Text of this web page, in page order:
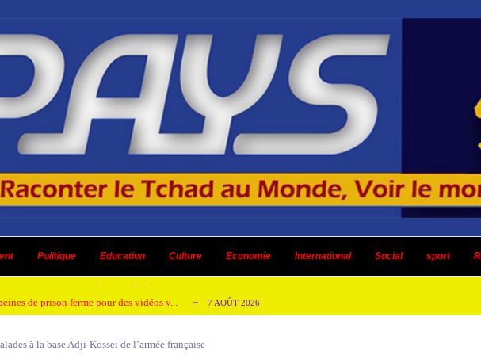
Politique Education Culture Economie International Social sport
en Afrique de l’Ouest et du Ce... 4 AOÛT 2026
un dividende ni une quelconque plus-... 3 AOÛT 2026
de prison ferme pour des vidéos v... 7 AOÛT 2026
de création des journaux en ligne...
à la base Adji-Kossei de l’armée française